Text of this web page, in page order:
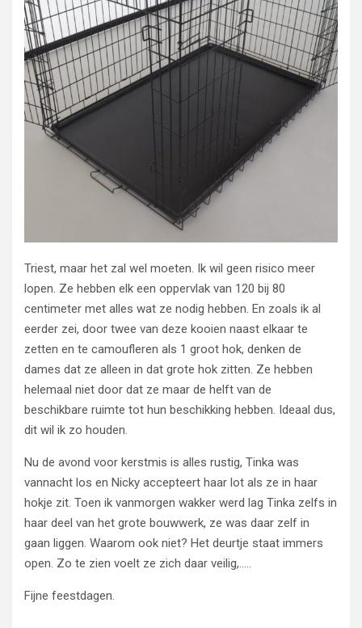
Triest, maar het zal wel moeten. Ik wil geen risico meer
lopen. Ze hebben elk een oppervlak van 120 bij 80
centimeter met alles wat ze nodig hebben. En zoals ik al
eerder zei, door twee van deze kooien naast elkaar te
zetten en te camoufleren als 1 groot hok, denken de
dames dat ze alleen in dat grote hok zitten. Ze hebben
helemaal niet door dat ze maar de helft van de
beschikbare ruimte tot hun beschikking hebben. Ideaal dus,
dit wil ik zo houden.
Nu de avond voor kerstmis is alles rustig, Tinka was
vannacht los en Nicky accepteert haar lot als ze in haar
hokje zit. Toen ik vanmorgen wakker werd lag Tinka zelfs in
haar deel van het grote bouwwerk, ze was daar zelf in
gaan liggen. Waarom ook niet? Het deurtje staat immers
open. Zo te zien voelt ze zich daar veilig,…..
Fijne feestdagen.